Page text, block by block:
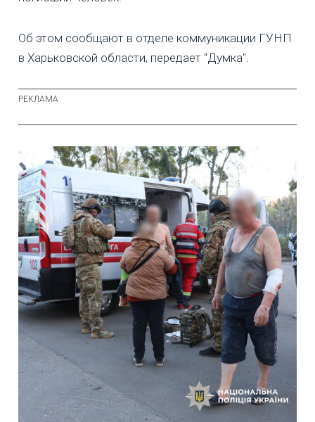
Об этом сообщают в отделе коммуникации ГУНП
в Харьковской области, передает "Думка".